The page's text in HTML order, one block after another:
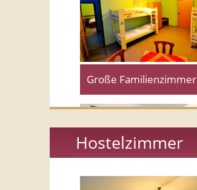
Große Familienzimmer
Hostelzimmer